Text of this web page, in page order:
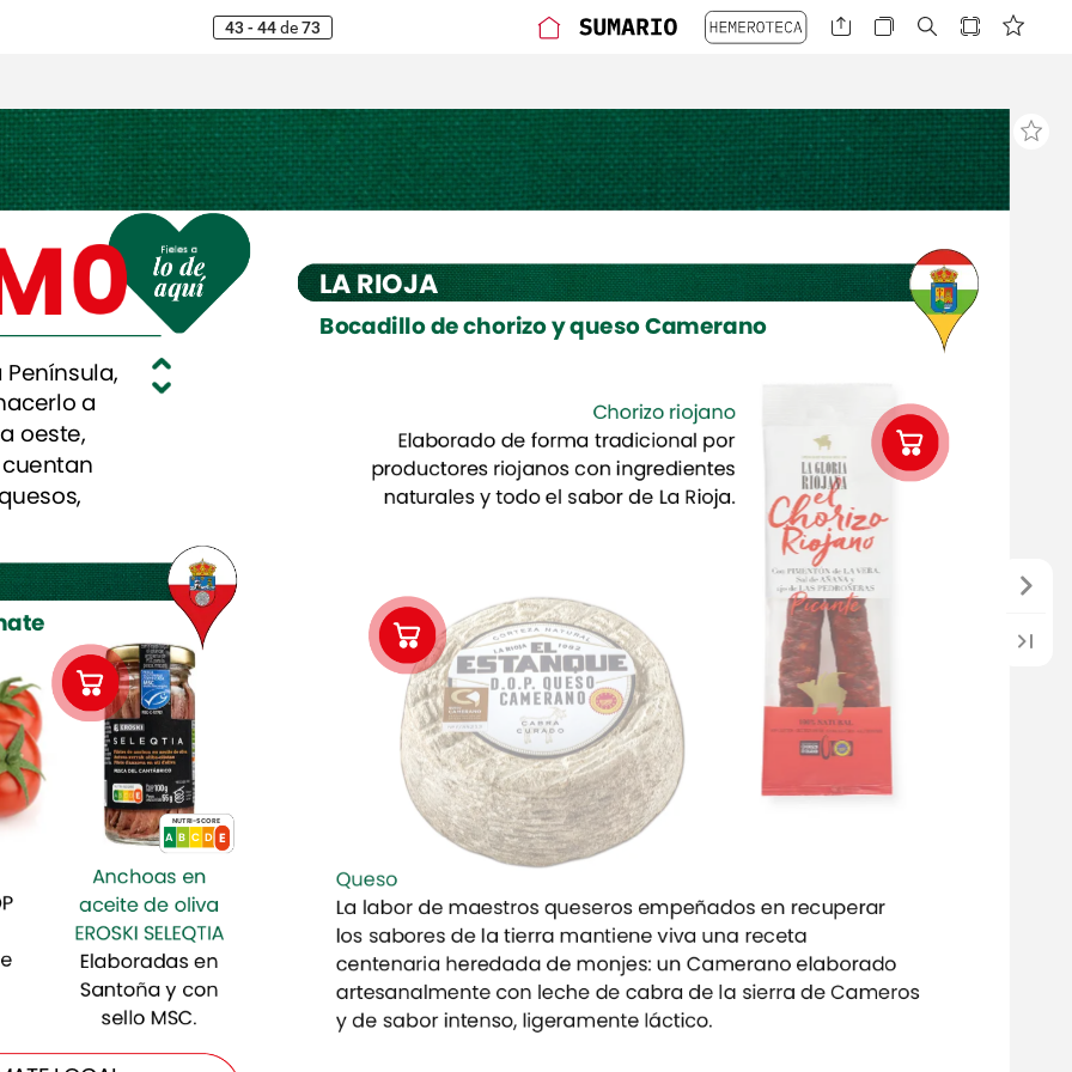
43 - 44 de 73
Península,
a
a oeste,
cuentan
se
aquí,de
el
Es
de cada
y
también
lode
Chorizo riojano
Elaborado de forma tradicional por
productores riojanos con ingredientes
naturalesy todoel sabor de La Rioja.
Anchoas en
aceitede oliva
EROSKI SELEQTIA
Elaboradas en
Santoñay con
sello MSC.
A B D E
C
NUTRI-SCORE
E
LARIOJA
BocadillodechorizoyquesoCamerano
Queso
La labor de maestros queseros empeñados en recuperar
los sabores de la tierra mantieneviva una receta
centenaria heredada de monjes: un Camerano elaborado
artesanalmente con leche de cabra de la sierra deCameros
yde sabor intenso, ligeramente láctico.
Chorizo riojano
Elaborado de forma tradicional por
productores riojanoscon ingredientes
naturales ytodo el saborde La Rioja.